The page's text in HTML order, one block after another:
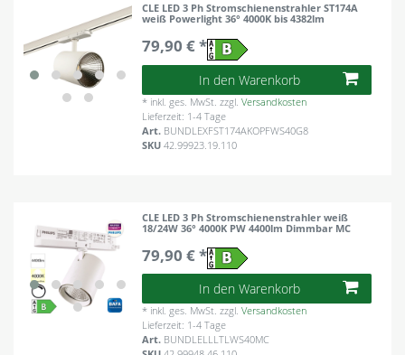
CLE LED 3 Ph Stromschienenstrahler ST174A
weiß Powerlight 36° 4000K bis 4382lm
79,90 € *
In den Warenkorb
* inkl. ges. MwSt. zzgl.Versandkosten
Lieferzeit: 1-4 Tage
Art. BUNDLEXFST174AKOPFWS40G8
SKU42.99923.19.110
CLE LED 3 Ph Stromschienenstrahler weiß
18/24W 36° 4000K PW 4400lm Dimmbar MC
79,90 € *
In den Warenkorb
* inkl. ges. MwSt. zzgl.Versandkosten
Lieferzeit: 1-4 Tage
Art. BUNDLELLLTLWS40MC